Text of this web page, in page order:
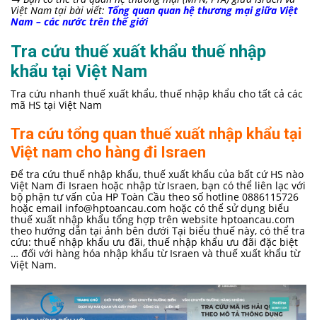
Việt Nam tại bài viết: Tổng quan quan hệ thương mại giữa Việt
Nam – các nước trên thế giới
Tra cứu thuế xuất khẩu thuế nhập
khẩu tại Việt Nam
Tra cứu nhanh thuế xuất khẩu, thuế nhập khẩu cho tất cả các
mã HS tại Việt Nam
Tra cứu tổng quan thuế xuất nhập khẩu tại
Việt nam cho hàng đi Israen
Để tra cứu thuế nhập khẩu, thuế xuất khẩu của bất cứ HS nào
Việt Nam đi Israen hoặc nhập từ Israen, bạn có thể liên lạc với
bộ phận tư vấn của HP Toàn Cầu theo số hotline 0886115726
hoặc email info@hptoancau.com hoặc có thể sử dụng biểu
thuế xuất nhập khẩu tổng hợp trên website hptoancau.com
theo hướng dẫn tại ảnh bên dưới Tại biểu thuế này, có thể tra
cứu: thuế nhập khẩu ưu đãi, thuế nhập khẩu ưu đãi đặc biệt
… đối với hàng hóa nhập khẩu từ Israen và thuế xuất khẩu từ
Việt Nam.